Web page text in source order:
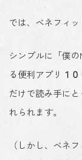
では、ベネフィッ
シンプルに「僕
る便利アプリ １
だけで読み手に
れられます。
（しかし、ベネ